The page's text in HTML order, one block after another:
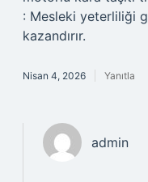
: Mesleki yeterliliği
kazandırır.
Nisan 4, 2026 Yanıtla
admin